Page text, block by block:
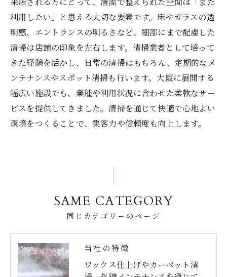
利用したい」と思える大切な要素です。床やガラスの透
明感、エントランスの明るさなど、細部にまで配慮した
清掃は店舗の印象を左右します。清掃業者として培って
きた経験を活かし、日常の清掃はもちろん、定期的なメ
ンテナンスやスポット清掃も行います。大阪に展開する
幅広い施設でも、業種や利用状況に合わせた柔軟なサー
ビスを提供してきました。清掃を通じて快適で心地よい
環境をつくることで、集客力や信頼度も向上します。
同じカテゴリーのページ
SAME CATEGORY
当社の特徴
ワックス仕上げやカーペット清